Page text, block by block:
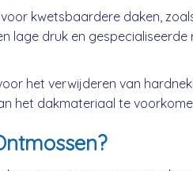
kwetsbaardere daken,
lage druk en gespecialiseerde
het verwijderen van
het dakmateriaal te